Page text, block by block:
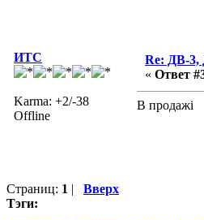
ИТС
Karma: +2/-38
Offline
Re: ДВ-3,
« Ответ
В продажі
Страниц: 1 | Вверх
Тэги: